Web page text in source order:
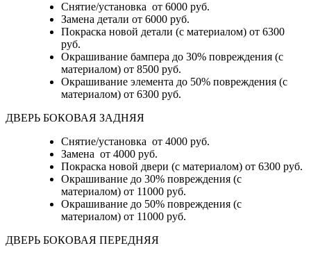
Снятие/установка от 6000 руб.
Замена детали от 6000 руб.
Покраска новой детали (с материалом) от 6300
руб.
Окрашивание бампера до 30% повреждения (с
материалом) от 8500 руб.
Окрашивание элемента до 50% повреждения (с
материалом) от 6300 руб.
ДВЕРЬ БОКОВАЯ ЗАДНЯЯ
Снятие/установка от 4000 руб.
Замена от 4000 руб.
Покраска новой двери (с материалом) от 6300 руб.
Окрашивание до 30% повреждения (с
материалом) от 11000 руб.
Окрашивание до 50% повреждения (с
материалом) от 11000 руб.
ДВЕРЬ БОКОВАЯ ПЕРЕДНЯЯ